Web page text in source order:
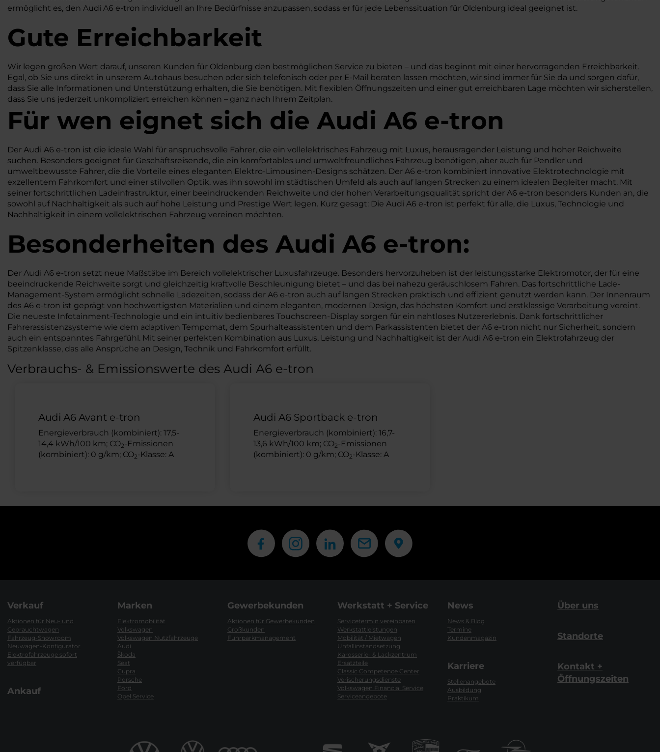
ermöglicht es, den Audi A6 e-tron individuell an Ihre Bedürfnisse anzupassen, sodass er für jede Lebenssituation für Oldenburg ideal geeignet ist.
Gute Erreichbarkeit
Wir legen großen Wert darauf, unseren Kunden für Oldenburg den bestmöglichen Service zu bieten – und das beginnt mit einer hervorragenden Erreichbarkeit.
Egal, ob Sie uns direkt in unserem Autohaus besuchen oder sich telefonisch oder per E-Mail beraten lassen möchten, wir sind immer für Sie da und sorgen dafür,
dass Sie alle Informationen und Unterstützung erhalten, die Sie benötigen. Mit flexiblen Öffnungszeiten und einer gut erreichbaren Lage möchten wir sicherstellen,
dass Sie uns jederzeit unkompliziert erreichen können – ganz nach Ihrem Zeitplan.
Für wen eignet sich die Audi A6 e-tron
Der Audi A6 e-tron ist die ideale Wahl für anspruchsvolle Fahrer, die ein vollelektrisches Fahrzeug mit Luxus, herausragender Leistung und hoher Reichweite
suchen. Besonders geeignet für Geschäftsreisende, die ein komfortables und umweltfreundliches Fahrzeug benötigen, aber auch für Pendler und
umweltbewusste Fahrer, die die Vorteile eines eleganten Elektro-Limousinen-Designs schätzen. Der A6 e-tron kombiniert innovative Elektrotechnologie mit
exzellentem Fahrkomfort und einer stilvollen Optik, was ihn sowohl im städtischen Umfeld als auch auf langen Strecken zu einem idealen Begleiter macht. Mit
seiner fortschrittlichen Ladeinfrastruktur, einer beeindruckenden Reichweite und der hohen Verarbeitungsqualität spricht der A6 e-tron besonders Kunden an, die
sowohl auf Nachhaltigkeit als auch auf hohe Leistung und Prestige Wert legen. Kurz gesagt: Die Audi A6 e-tron ist perfekt für alle, die Luxus, Technologie und
Nachhaltigkeit in einem vollelektrischen Fahrzeug vereinen möchten.
Besonderheiten des Audi A6 e-tron:
Der Audi A6 e-tron setzt neue Maßstäbe im Bereich vollelektrischer Luxusfahrzeuge. Besonders hervorzuheben ist der leistungsstarke Elektromotor, der für eine
beeindruckende Reichweite sorgt und gleichzeitig kraftvolle Beschleunigung bietet – und das bei nahezu geräuschlosem Fahren. Das fortschrittliche Lade-
Management-System ermöglicht schnelle Ladezeiten, sodass der A6 e-tron auch auf langen Strecken praktisch und effizient genutzt werden kann. Der Innenraum
des A6 e-tron ist geprägt von hochwertigsten Materialien und einem eleganten, modernen Design, das höchsten Komfort und erstklassige Verarbeitung vereint.
Die neueste Infotainment-Technologie und ein intuitiv bedienbares Touchscreen-Display sorgen für ein nahtloses Nutzererlebnis. Dank fortschrittlicher
Fahrerassistenzsysteme wie dem adaptiven Tempomat, dem Spurhalteassistenten und dem Parkassistenten bietet der A6 e-tron nicht nur Sicherheit, sondern
auch ein entspanntes Fahrgefühl. Mit seiner perfekten Kombination aus Luxus, Leistung und Nachhaltigkeit ist der Audi A6 e-tron ein Elektrofahrzeug der
Spitzenklasse, das alle Ansprüche an Design, Technik und Fahrkomfort erfüllt.
Verbrauchs- & Emissionswerte des Audi A6 e-tron
Audi A6 Avant e-tron
Energieverbrauch (kombiniert): 17,5-
14,4 kWh/100 km; CO2-Emissionen
(kombiniert): 0 g/km; CO2-Klasse: A
Audi A6 Sportback e-tron
Energieverbrauch (kombiniert): 16,7-
13,6 kWh/100 km; CO2-Emissionen
(kombiniert): 0 g/km; CO2-Klasse: A
Verkauf
Aktionen für Neu- und
Gebrauchtwagen
Fahrzeug-Showroom
Neuwagen-Konfigurator
Elektrofahrzeuge sofort
verfügbar
Ankauf
Marken
Elektromobilität
Volkswagen
Volkswagen Nutzfahrzeuge
Audi
Škoda
Seat
Cupra
Porsche
Ford
Opel Service
Gewerbekunden
Aktionen für Gewerbekunden
Großkunden
Fuhrparkmanagement
Werkstatt + Service
Servicetermin vereinbaren
Werkstattleistungen
Mobilität / Mietwagen
Unfallinstandsetzung
Karosserie- & Lackzentrum
Ersatzteile
Classic Competence Center
Verischerungsdienste
Volkswagen Financial Service
Serviceangebote
News
News & Blog
Termine
Kundenmagazin
Karriere
Stellenangebote
Ausbildung
Praktikum
Über uns
Standorte
Kontakt +
Öffnungszeiten